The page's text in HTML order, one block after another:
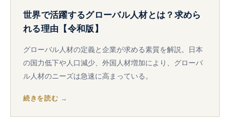
世界で活躍するグローバル人材とは？求めら
れる理由【令和版】
グローバル人材の定義と企業が求める素質を解説。日本
の国力低下や人口減少、外国人材増加により、グローバ
ル人材のニーズは急速に高まっている。
続きを読む →